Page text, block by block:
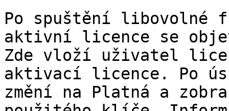
Po spuštění libovolné
aktivní licence se
Zde vloží uživatel
aktivací licence. Po
změní na Platná a